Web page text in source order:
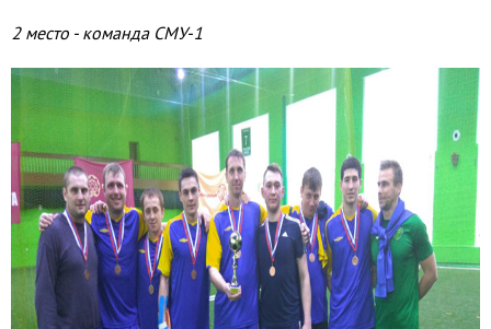
2 место - команда СМУ-1